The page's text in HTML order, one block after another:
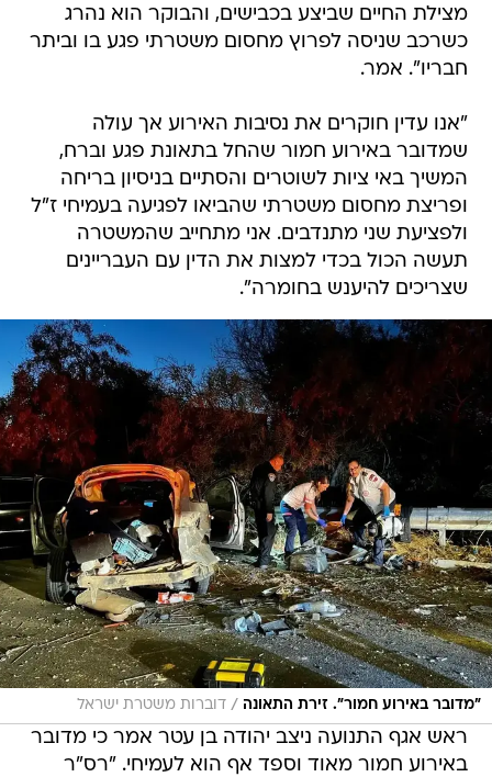
מצילת החיים שביצע בכבישים, והבוקר הוא נהרג
כשרכב שניסה לפרוץ מחסום משטרתי פגע בו וביתר
חבריו". אמר.
"אנו עדין חוקרים את נסיבות האירוע אך עולה
שמדובר באירוע חמור שהחל בתאונת פגע וברח,
המשיך באי ציות לשוטרים והסתיים בניסיון בריחה
ופריצת מחסום משטרתי שהביאו לפגיעה בעמיחי ז"ל
ולפציעת שני מתנדבים. אני מתחייב שהמשטרה
תעשה הכול בכדי למצות את הדין עם העבריינים
שצריכים להיענש בחומרה".
"מדובר באירוע חמור". זירת התאונה / דוברות משטרת ישראל
ראש אגף התנועה ניצב יהודה בן עטר אמר כי מדובר
באירוע חמור מאוד וספד אף הוא לעמיחי. "רס"ר